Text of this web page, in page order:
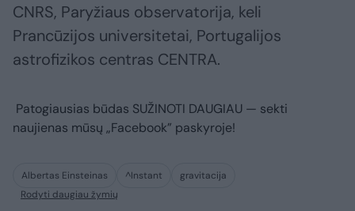
CNRS, Paryžiaus observatorija, keli
Prancūzijos universitetai, Portugalijos
astrofizikos centras CENTRA.
Patogiausias būdas SUŽINOTI DAUGIAU — sekti
naujienas mūsų „Facebook” paskyroje!
Albertas Einsteinas ^Instant
gravitacija
Rodyti daugiau žymių